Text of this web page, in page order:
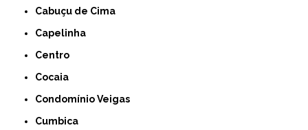
Cabuçu de Cima
Capelinha
Centro
Cocaia
Condomínio Veigas
Cumbica